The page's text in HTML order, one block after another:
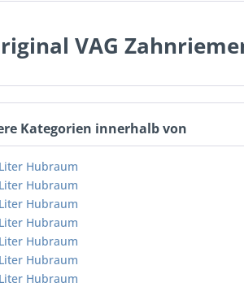
VAG
Kategorien innerhalb von
Hubraum
Hubraum
Hubraum
Hubraum
Hubraum
Hubraum
Hubraum